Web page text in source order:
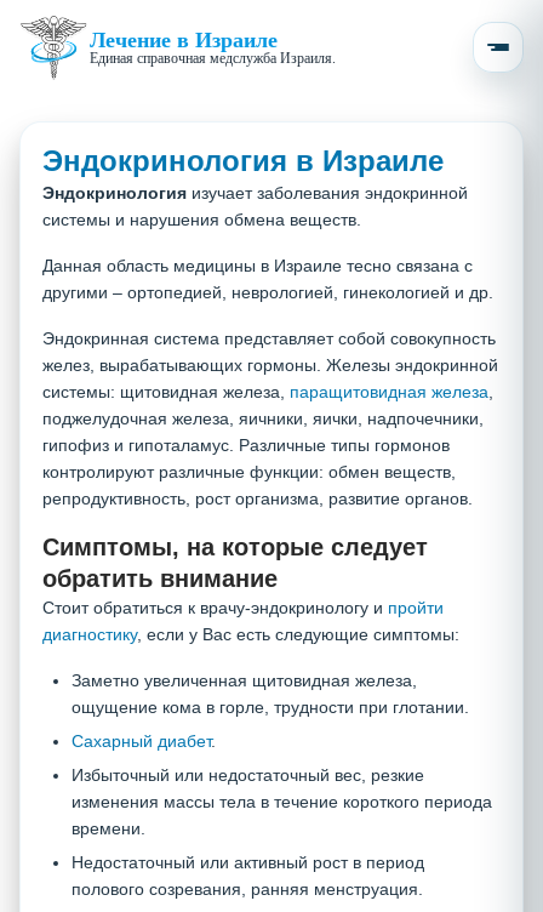
Лечение в Израиле
Единая справочная медслужба Израиля.
Эндокринология в Израиле
Эндокринология изучает заболевания эндокринной
системы и нарушения обмена веществ.
Данная область медицины в Израиле тесно связана с
другими – ортопедией, неврологией, гинекологией и др.
Эндокринная система представляет собой совокупность
желез, вырабатывающих гормоны. Железы эндокринной
системы: щитовидная железа, паращитовидная железа
поджелудочная железа, яичники, яички, надпочечники,
гипофиз и гипоталамус. Различные типы гормонов
контролируют различные функции: обмен веществ,
репродуктивность, рост организма, развитие органов.
Симптомы, на которые следует
обратить внимание
Стоит обратиться к врачу-эндокринологу и пройти
диагностику, если у Вас есть следующие симптомы:
Заметно увеличенная щитовидная железа,
ощущение кома в горле, трудности при глотании.
Сахарный диабет.
Избыточный или недостаточный вес, резкие
изменения массы тела в течение короткого периода
времени.
Недостаточный или активный рост в период
полового созревания, ранняя менструация.